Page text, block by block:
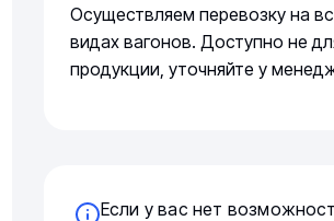
Осуществляем перевозку на
видах вагонов. Доступно не
продукции, уточняйте у
Если у вас нет